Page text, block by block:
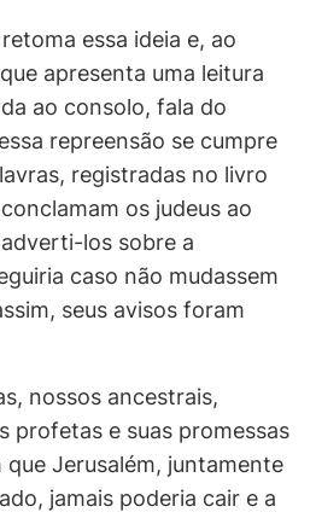
essa ideia e, ao
apresenta uma leitura
ao consolo, fala do
repreensão se cumpre
registradas no livro
os judeus ao
los sobre a
caso não mudassem
seus avisos foram
nossos ancestrais,
profetas e suas promessas
Jerusalém, juntamente
jamais poderia cair e a